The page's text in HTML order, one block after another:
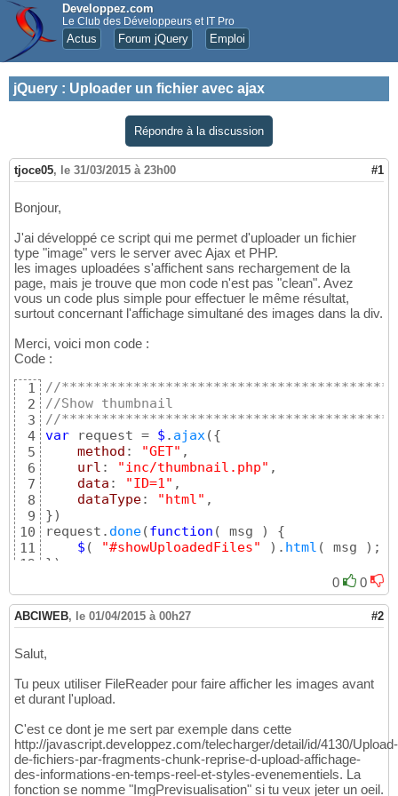
Developpez.com
Le Club des Développeurs et IT Pro
Actus Forum jQuery Emploi
jQuery : Uploader un fichier avec ajax
Répondre à la discussion
tjoce05, le 31/03/2015 à 23h00 #1
Bonjour,
J'ai développé ce script qui me permet d'uploader un fichier
type "image" vers le server avec Ajax et PHP.
les images uploadées s'affichent sans rechargement de la
page, mais je trouve que mon code n'est pas "clean". Avez
vous un code plus simple pour effectuer le même résultat,
surtout concernant l'affichage simultané des images dans la div.
Merci, voici mon code :
Code :
1
2
3
4
5
6
7
8
9
10
11
12
14
15
16
18
19
20
21
22
23
24
25
26
//
//Show thumbnail
//
var request = $ . ajax({
method : "GET" ,
url : "inc/thumbnail.php" ,
data : "ID=1" ,
dataType: "html"
})
request. done(function ( msg )
{
$ ( "#showUploadedFiles" ) . html ( msg )
} )
jqXHR, textStatus )
alert( "Request failed: " + textStatus
})
//
event. preventDefault () ;
//grab all form data
var formData =
$. ajax ({
url: "inc/ajax.php",
type: "POST" ,
data: formData,
async: false,
0 0
ABCIWEB, le 01/04/2015 à 00h27 #2
Salut,
Tu peux utiliser FileReader pour faire afficher les images avant
et durant l'upload.
C'est ce dont je me sert par exemple dans cette
http://javascript.developpez.com/telecharger/detail/id/4130/Upload-
de-fichiers-par-fragments-chunk-reprise-d-upload-affichage-
des-informations-en-temps-reel-et-styles-evenementiels. La
fonction se nomme "ImgPrevisualisation" si tu veux jeter un oeil.